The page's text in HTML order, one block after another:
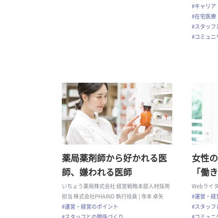
#キャリア
#在宅医療
#スタッフ
#コミュニ
薬局薬剤師から好かれる医
師、嫌われる医師
いちょう薬局株式会社 経営戦略本部人材採用
担当 株式会社PHAIND 執行役員
| 寺本 卓矢
#運営・経営のポイント
#スタッフとの関係づくり
女性
「働
Webライ
#運営・経
#スタッフ
#コミュニ